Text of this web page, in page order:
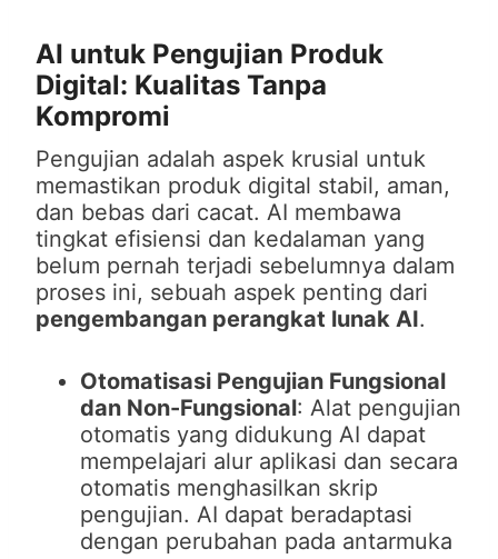
AI untuk Pengujian Produk
Digital: Kualitas Tanpa
Kompromi
Pengujian adalah aspek krusial untuk
memastikan produk digital stabil, aman,
dan bebas dari cacat. AI membawa
tingkat efisiensi dan kedalaman yang
belum pernah terjadi sebelumnya dalam
proses ini, sebuah aspek penting dari
pengembangan perangkat lunak AI.
Otomatisasi Pengujian Fungsional
dan Non-Fungsional: Alat pengujian
otomatis yang didukung AI dapat
mempelajari alur aplikasi dan secara
otomatis menghasilkan skrip
pengujian. AI dapat beradaptasi
dengan perubahan pada antarmuka